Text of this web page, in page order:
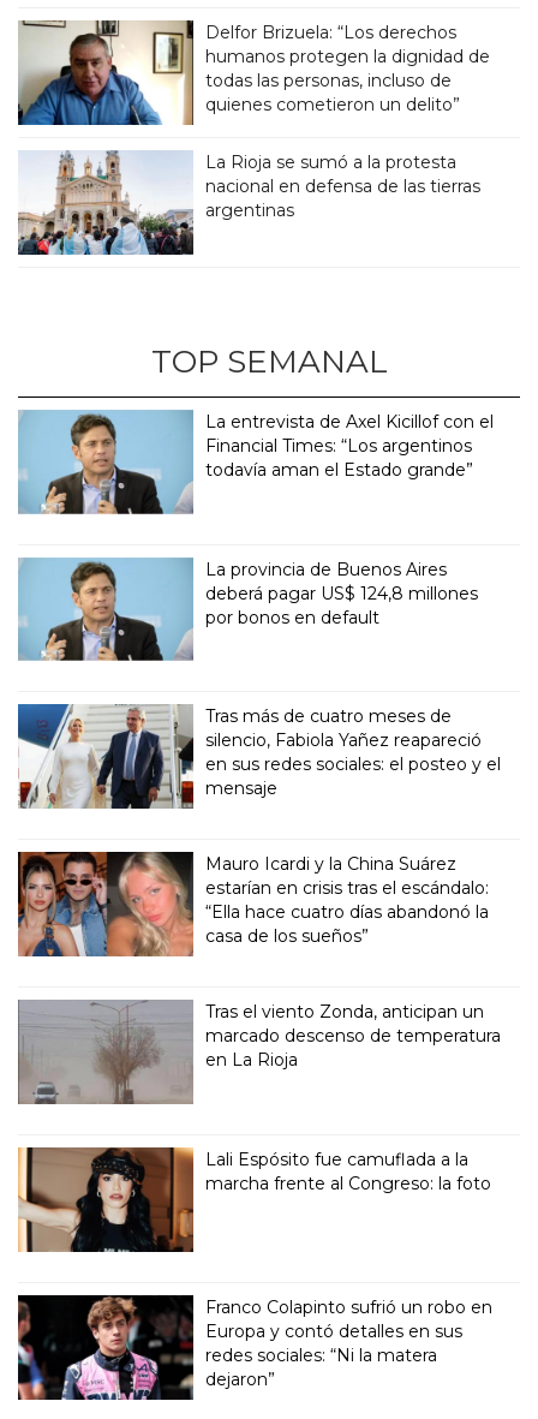
Delfor Brizuela: “Los derechos
humanos protegen la dignidad de
todas las personas, incluso de
quienes cometieron un delito”
La Rioja se sumó a la protesta
nacional en defensa de las tierras
argentinas
TOP SEMANAL
La entrevista de Axel Kicillof con el
Financial Times: “Los argentinos
todavía aman el Estado grande”
La provincia de Buenos Aires
deberá pagar US$ 124,8 millones
por bonos en default
Tras más de cuatro meses de
silencio, Fabiola Yañez reapareció
en sus redes sociales: el posteo y el
mensaje
Mauro Icardi y la China Suárez
estarían en crisis tras el escándalo:
“Ella hace cuatro días abandonó la
casa de los sueños”
Tras el viento Zonda, anticipan un
marcado descenso de temperatura
en La Rioja
Lali Espósito fue camuflada a la
marcha frente al Congreso: la foto
Franco Colapinto sufrió un robo en
Europa y contó detalles en sus
redes sociales: “Ni la matera
dejaron”